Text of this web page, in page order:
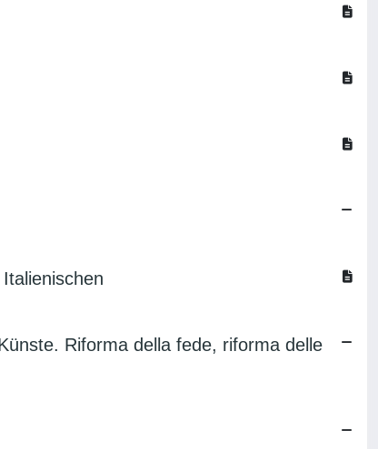
Riforma della fede, riforma delle